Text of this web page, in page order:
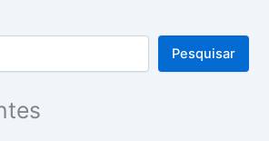
Pesquisar